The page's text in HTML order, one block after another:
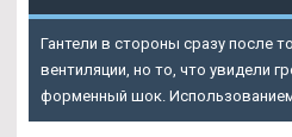
Гантели в стороны сразу после
вентиляции, но то, что увидели
форменный шок.